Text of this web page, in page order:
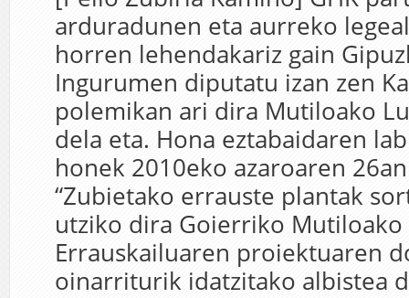
arduradunen eta aurreko
horren lehendakariz gain
Ingurumen diputatu izan zen
polemikan ari dira Mutiloako
dela eta. Hona eztabaidaren
honek 2010eko azaroaren
“Zubietako errauste plantak
utziko dira Goierriko Mutiloako
Errauskailuaren proiektuaren
oinarriturik idatzitako albistea